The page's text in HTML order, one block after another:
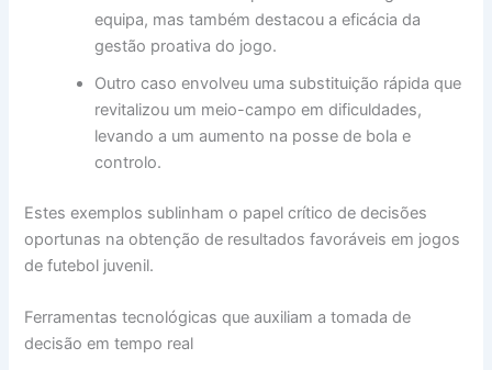
equipa, mas também destacou a eficácia da
gestão proativa do jogo.
Outro caso envolveu uma substituição rápida que
revitalizou um meio-campo em dificuldades,
levando a um aumento na posse de bola e
controlo.
Estes exemplos sublinham o papel crítico de decisões
oportunas na obtenção de resultados favoráveis em jogos
de futebol juvenil.
Ferramentas tecnológicas que auxiliam a tomada de
decisão em tempo real